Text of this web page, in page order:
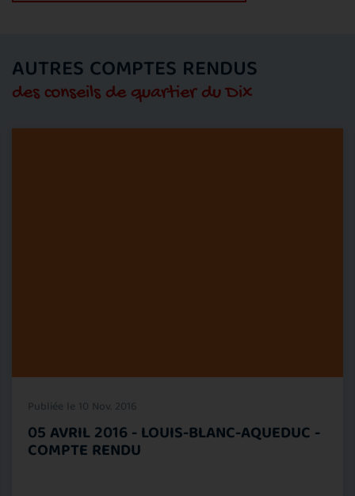
AUTRES COMPTES RENDUS
des conseils de quartier du Dix
Publiée le 10 Nov. 2016
05 AVRIL 2016 - LOUIS-BLANC-AQUEDUC -
COMPTE RENDU